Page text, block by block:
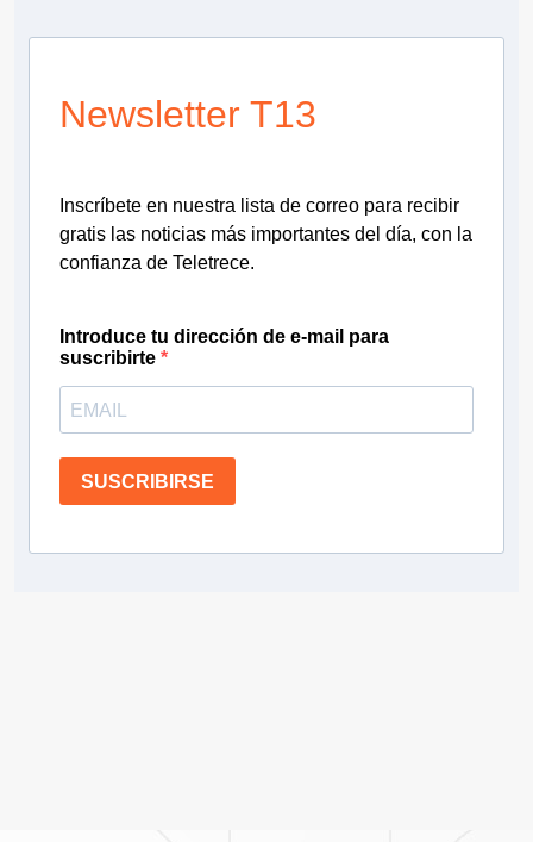
Newsletter T13
Inscríbete en nuestra lista de correo para recibir
gratis las noticias más importantes del día, con la
confianza de Teletrece.
Introduce tu dirección de e-mail para
suscribirte
SUSCRIBIRSE